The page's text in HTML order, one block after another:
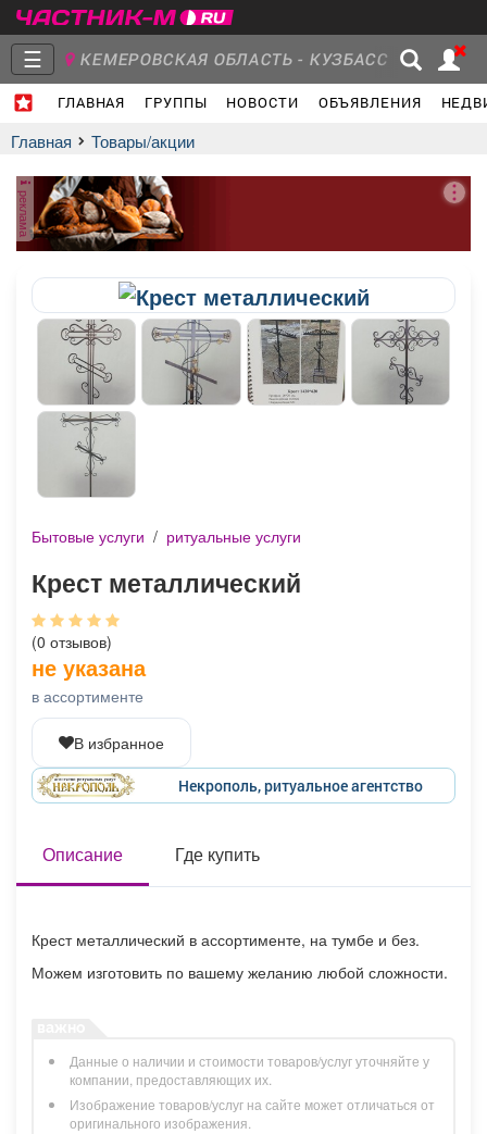
☰ КЕМЕРОВСКАЯ ОБЛАСТЬ - КУЗБАСС
ГЛАВНАЯ ГРУППЫ НОВОСТИ ОБЪЯВЛЕНИЯ
Главная
Объявления Недвижимость Услуги
Транспорт Компании
Афиша
Товары
ТВ программа
Главная Товары/акции
реклама
Бытовые услуги / ритуальные услуги
Крест металлический
(0 отзывов)
не указана
в ассортименте
В избранное
Некрополь, ритуальное агентство
Описание Где купить
Крест металлический в ассортименте, на тумбе и без.
Можем изготовить по вашему желанию любой сложности.
Данные о наличии и стоимости товаров/услуг уточняйте у
компании, предоставляющих их.
Изображение товаров/услуг на сайте может отличаться от
оригинального изображения.